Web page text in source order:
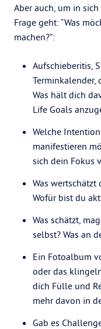
Aber auch, um in
Frage geht: “Was
machen?”:
Aufschieberitis,
Terminkalender,
Was hält dich
Life Goals
Welche
manifestieren
sich dein Fokus
Was wertschätzt
Wofür bist du
Was schätzt,
selbst? Was an
Ein Fotoalbum
oder das
dich Fülle und
mehr davon in
Gab es